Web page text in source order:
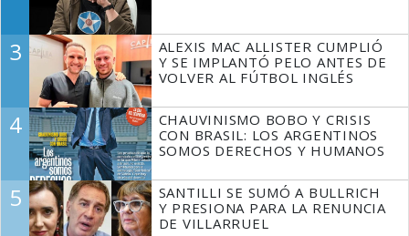
3
ALEXIS MAC ALLISTER CUMPLIÓ
Y SE IMPLANTÓ PELO ANTES DE
VOLVER AL FÚTBOL INGLÉS
4
CHAUVINISMO BOBO Y CRISIS
CON BRASIL: LOS ARGENTINOS
SOMOS DERECHOS Y HUMANOS
5
SANTILLI SE SUMÓ A BULLRICH
Y PRESIONA PARA LA RENUNCIA
DE VILLARRUEL